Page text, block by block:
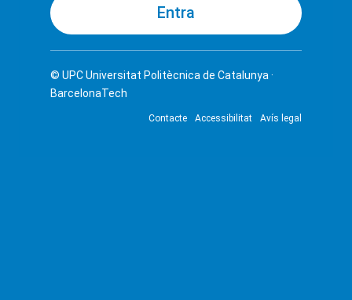
© UPCUniversitat Politècnica de Catalunya ·
BarcelonaTech
Contacte Accessibilitat Avís legal